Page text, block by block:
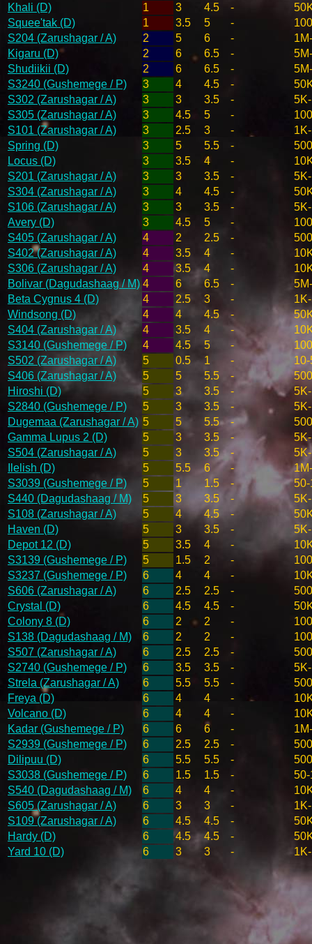
Khali (D)
1 3 4.5 -
Squee'tak (D)
1 3.5 5 -
S204 (Zarushagar / A)
2 5 6 -
Kigaru (D)
2 6 6.5 -
Shudiikii (D)
2 6 6.5 -
S3240 (Gushemege / P)
3 4 4.5 -
S302 (Zarushagar / A)
3 3 3.5 -
S305 (Zarushagar / A)
3 4.5 5 -
S101 (Zarushagar / A)
3 2.5 3 -
Spring (D)
3 5 5.5 -
Locus (D)
3 3.5 4 -
S201 (Zarushagar / A)
3 3 3.5 -
S304 (Zarushagar / A)
3 4 4.5 -
S106 (Zarushagar / A)
3 3 3.5 -
Avery (D)
3 4.5 5 -
S405 (Zarushagar / A)
4 2 2.5 -
S402 (Zarushagar / A)
4 3.5 4 -
S306 (Zarushagar / A)
4 3.5 4 -
Bolivar (Dagudashaag / M) 4 6 6.5 -
Beta Cygnus 4 (D)
4 2.5 3 -
Windsong (D)
4 4 4.5 -
S404 (Zarushagar / A)
4 3.5 4 -
S3140 (Gushemege / P)
4 4.5 5 -
S502 (Zarushagar / A)
5 0.5 1 -
S406 (Zarushagar / A)
5 5 5.5 -
Hiroshi (D)
5 3 3.5 -
S2840 (Gushemege / P)
5 3 3.5 -
Dugemaa (Zarushagar / A) 5 5 5.5 -
Gamma Lupus 2 (D)
5 3 3.5 -
S504 (Zarushagar / A)
5 3 3.5 -
Ilelish (D)
5 5.5 6 -
S3039 (Gushemege / P)
5 1 1.5 -
S440 (Dagudashaag / M)
5 3 3.5 -
S108 (Zarushagar / A)
5 4 4.5 -
Haven (D)
5 3 3.5 -
Depot 12 (D)
5 3.5 4 -
S3139 (Gushemege / P)
5 1.5 2 -
S3237 (Gushemege / P)
6 4 4 -
S606 (Zarushagar / A)
6 2.5 2.5 -
Crystal (D)
6 4.5 4.5 -
Colony 8 (D)
6 2 2 -
S138 (Dagudashaag / M)
6 2 2 -
S507 (Zarushagar / A)
6 2.5 2.5 -
S2740 (Gushemege / P)
6 3.5 3.5 -
Strela (Zarushagar / A)
6 5.5 5.5 -
Freya (D)
6 4 4 -
Volcano (D)
6 4 4 -
Kadar (Gushemege / P)
6 6 6 -
S2939 (Gushemege / P)
6 2.5 2.5 -
Dilipuu (D)
6 5.5 5.5 -
S3038 (Gushemege / P)
6 1.5 1.5 -
S540 (Dagudashaag / M)
6 4 4 -
S605 (Zarushagar / A)
6 3 3 -
S109 (Zarushagar / A)
6 4.5 4.5 -
Hardy (D)
6 4.5 4.5 -
Yard 10 (D)
6 3 3 -